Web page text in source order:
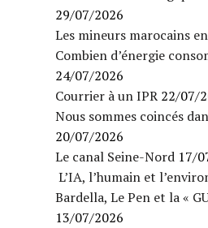
29/07/2026
Les mineurs marocains
Combien d’énergie
24/07/2026
Courrier à un IPR 22/07/
Nous sommes coincés
20/07/2026
Le canal Seine-Nord 17/
L’IA, l’humain et
Bardella, Le Pen et la «
13/07/2026